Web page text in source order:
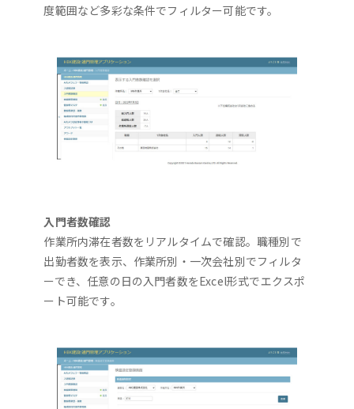
度範囲など多彩な条件でフィルター可能です。
入門者数確認
作業所内滞在者数をリアルタイムで確認。職種別で
出勤者数を表示、作業所別・一次会社別でフィルタ
ーでき、任意の日の入門者数をExcel形式でエクスポ
ート可能です。